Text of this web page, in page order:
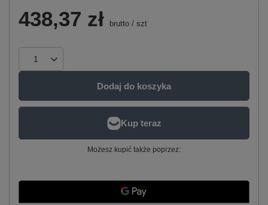
438,37 zł brutto / szt
Dodaj do koszyka
Możesz kupić także poprzez: